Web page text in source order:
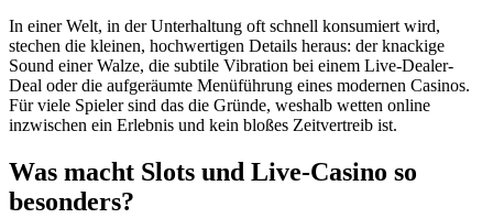
In einer Welt, in der Unterhaltung oft schnell konsumiert wird,
stechen die kleinen, hochwertigen Details heraus: der knackige
Sound einer Walze, die subtile Vibration bei einem Live-Dealer-
Deal oder die aufgeräumte Menüführung eines modernen Casinos.
Für viele Spieler sind das die Gründe, weshalb wetten online
inzwischen ein Erlebnis und kein bloßes Zeitvertreib ist.
Was macht Slots und Live-Casino so
besonders?